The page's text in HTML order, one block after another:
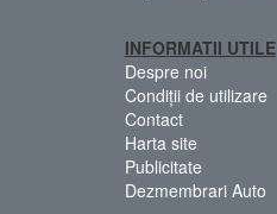
INFORMATII UTILE
Despre noi
Condiții de utilizare
Contact
Harta site
Publicitate
Dezmembrari Auto